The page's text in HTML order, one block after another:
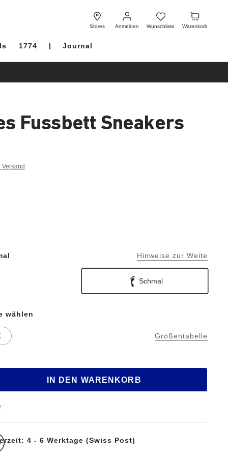
Stores Anmelden
Anmelden
Wunschliste
Wunschliste
Warenkorb
Warenkorb
1774 Journal
Fussbett Sneakers
Versand
Hinweise zur Weite
Schmal
Größentabelle
wählen
IN DEN WARENKORB
4 - 6 Werktage (Swiss Post)